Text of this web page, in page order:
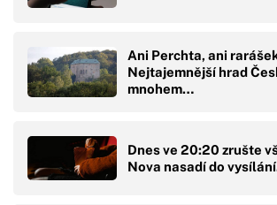
Ani Perchta, ani
Nejtajemnější hrad
mnohem…
Dnes ve 20:20 zrušte
Nova nasadí do